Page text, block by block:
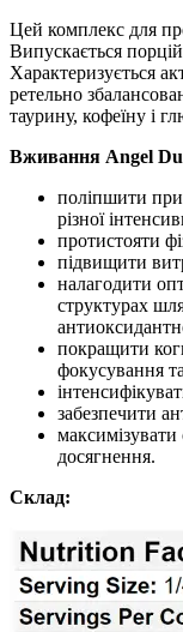
Цей комплекс для
Випускається
Характеризується
ретельно
таурину, кофеїну і
Вживання Angel
поліпшити
різної
протистояти
підвищити
налагодити
структурах
покращити
фокусування
забезпечити
максимізувати
досягнення.
Склад: